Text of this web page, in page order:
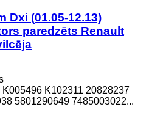
Dxi (01.05-12.13)
paredzēts Renault
K102311 20828237
5801290649 7485003022...